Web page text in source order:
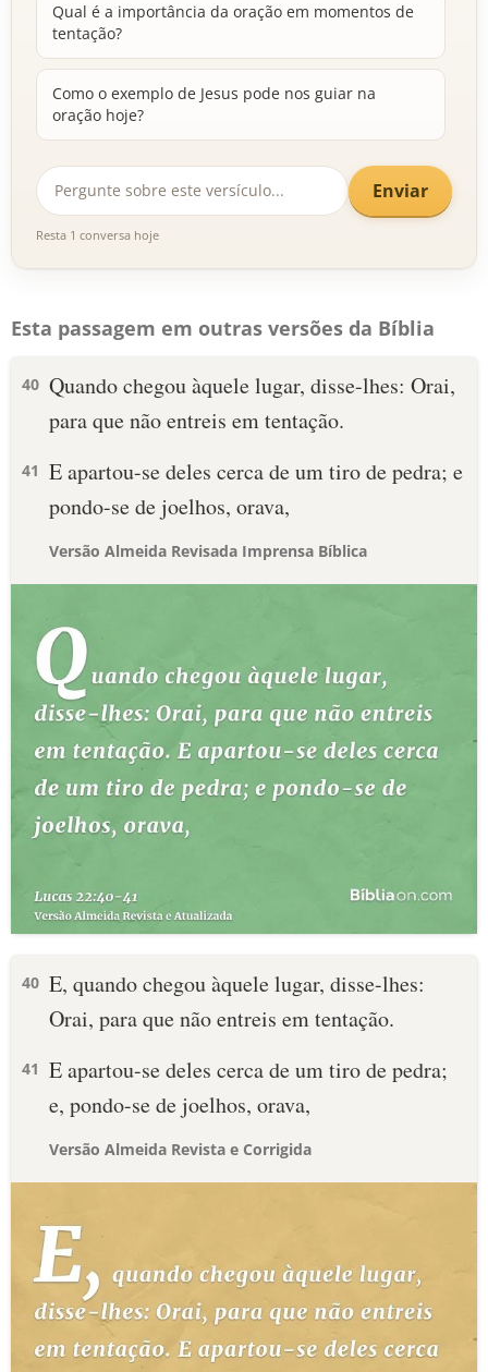
Qual é a importância da oração em momentos de
tentação?
Como o exemplo de Jesus pode nos guiar na
oração hoje?
Enviar
Resta 1 conversa hoje
Esta passagem em outras versões da Bíblia
40 Quando chegou àquele lugar, disse-lhes: Orai,
para que não entreis em tentação.
41 E apartou-se deles cerca de um tiro de pedra; e
pondo-se de joelhos, orava,
Versão Almeida Revisada Imprensa Bíblica
40 E, quando chegou àquele lugar, disse-lhes:
Orai, para que não entreis em tentação.
41 E apartou-se deles cerca de um tiro de pedra;
e, pondo-se de joelhos, orava,
Versão Almeida Revista e Corrigida